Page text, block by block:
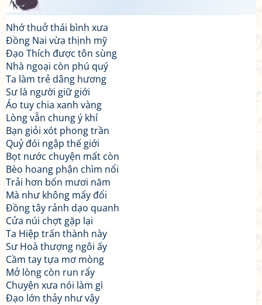
Nhớ thuở thái bình xưa
Đồng Nai vừa thịnh mỹ
Đạo Thích được tôn sùng
Nhà ngoại còn phú quý
Ta làm trẻ dâng hương
Sư là người giữ giới
Áo tuy chia xanh vàng
Lòng vẫn chung ý khí
Bạn giỏi xót phong trần
Quỷ đói ngập thế giới
Bọt nước chuyện mất còn
Bèo hoang phận chìm nổi
Trải hơn bốn mươi năm
Mà như không mấy đổi
Đồng tây rảnh dạo quanh
Cửa núi chợt gặp lại
Ta Hiệp trấn thành này
Sư Hoà thượng ngôi ấy
Cầm tay tựa mơ mòng
Mở lòng còn run rẩy
Chuyện xưa nói làm gì
Đạo lớn thảy như vậy